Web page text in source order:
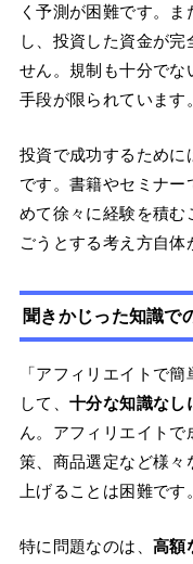
く予測が困難です。
し、投資した資金が
せん。規制も十分でな
手段が限られています。
投資で成功するために
です。書籍やセミナ
めて徐々に経験を積む
ごうとする考え方自体
聞きかじった知識で
「アフィリエイトで
して、十分な知識なし
ん。アフィリエイト
策、商品選定など様々
上げることは困難です。
特に問題なのは、 高額